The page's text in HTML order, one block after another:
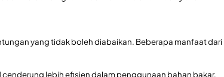
yang tidak boleh diabaikan. Beberapa manfaat dari
cenderung lebih efisien dalam penggunaan bahan bakar,